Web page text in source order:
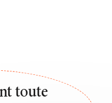
toute